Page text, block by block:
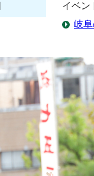
イベン
岐